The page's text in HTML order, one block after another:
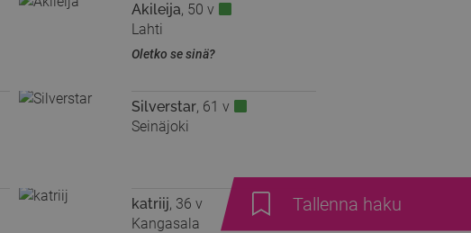
Tallenna haku
Akileija, 50 v
Lahti
Oletko se sinä?
Silverstar, 61 v
Seinäjoki
katriij, 36 v
Kangasala